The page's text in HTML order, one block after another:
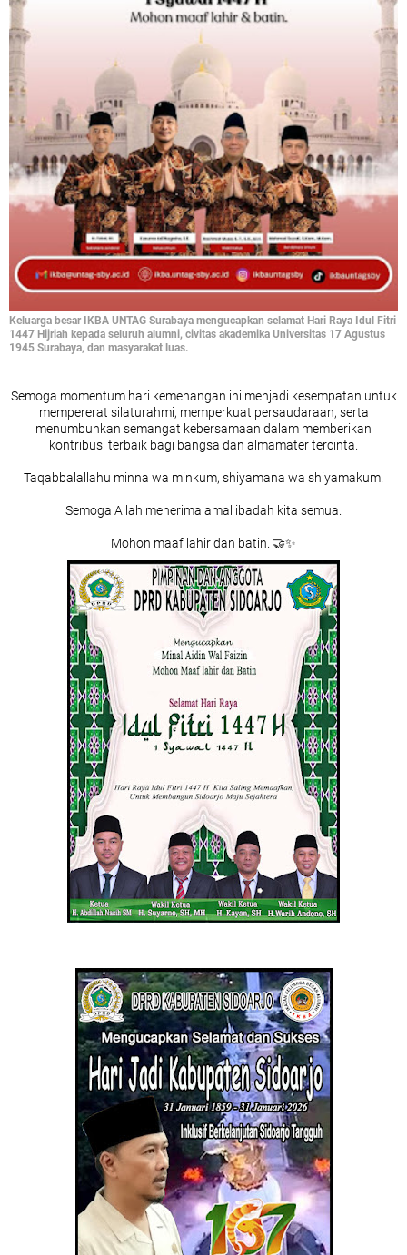
Keluarga besar IKBA UNTAG Surabaya mengucapkan selamat Hari Raya Idul Fitri
1447 Hijriah kepada seluruh alumni, civitas akademika Universitas 17 Agustus
1945 Surabaya, dan masyarakat luas.
Semoga momentum hari kemenangan ini menjadi kesempatan untuk
mempererat silaturahmi, memperkuat persaudaraan, serta
menumbuhkan semangat kebersamaan dalam memberikan
kontribusi terbaik bagi bangsa dan almamater tercinta.
Taqabbalallahu minna wa minkum, shiyamana wa shiyamakum.
Semoga Allah menerima amal ibadah kita semua.
Mohon maaf lahir dan batin. 🤝✨